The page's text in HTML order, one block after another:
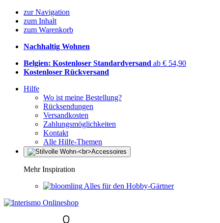
zur Navigation
zum Inhalt
zum Warenkorb
Nachhaltig Wohnen
Belgien: Kostenloser Standardversand ab € 54,90
Kostenloser Rückversand
Hilfe
Wo ist meine Bestellung?
Rücksendungen
Versandkosten
Zahlungsmöglichkeiten
Kontakt
Alle Hilfe-Themen
Mehr Inspiration
Alles für den Hobby-Gärtner